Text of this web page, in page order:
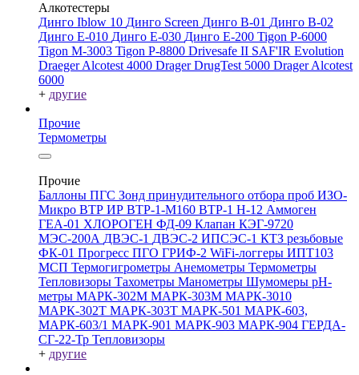
Алкотестеры
Динго Iblow 10 Динго Screen Динго В-01 Динго В-02
Динго Е-010 Динго Е-030 Динго Е-200 Tigon P-6000
Tigon M-3003 Tigon P-8800 Drivesafe II SAF'IR Evolution
Draeger Alcotest 4000 Drager DrugTest 5000 Drager Alcotest
6000
+ другие
Прочие
Термометры
Прочие
Баллоны ПГС Зонд принудительного отбора проб ИЗО-
Микро ВТР ИР ВТР-1-М160 ВТР-1 Н-12 Аммоген
ГЕА-01 ХЛОРОГЕН ФД-09 Клапан КЭГ-9720
МЭС-200А ДВЭС-1 ДВЭС-2 ИПСЭС-1 КТЗ резьбовые
ФК-01 Прогресс ПГО ГРИФ-2 WiFi-логгеры ИПТ103
МСП Термогигрометры Анемометры Термометры
Тепловизоры Тахометры Манометры Шумомеры pH-
метры МАРК-302М МАРК-303М МАРК-3010
МАРК-302Т МАРК-303Т МАРК-501 МАРК-603,
МАРК-603/1 МАРК-901 МАРК-903 МАРК-904 ГЕРДА-
СГ-22-Тр Тепловизоры
+ другие